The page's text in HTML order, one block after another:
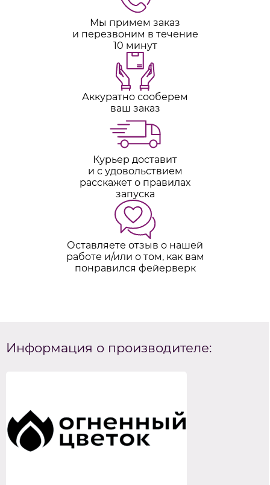
Мы примем заказ
и перезвоним в течение
10 минут
Аккуратно сооберем
ваш заказ
Курьер доставит
и с удовольствием
расскажет о правилах
запуска
Оставляете отзыв о нашей
работе и/или о том, как вам
понравился фейерверк
Информация о производителе: